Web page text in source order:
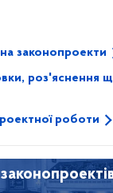
Угоди
працівників
установ
законопроекти
роз'яснення
роботи